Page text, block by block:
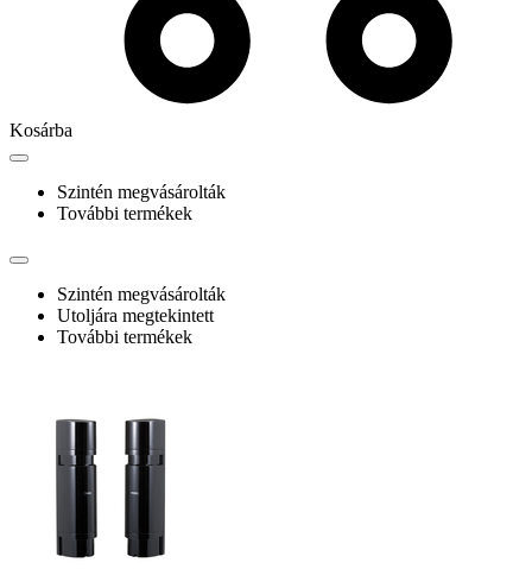
Kosárba
Szintén megvásárolták
További termékek
Szintén megvásárolták
Utoljára megtekintett
További termékek